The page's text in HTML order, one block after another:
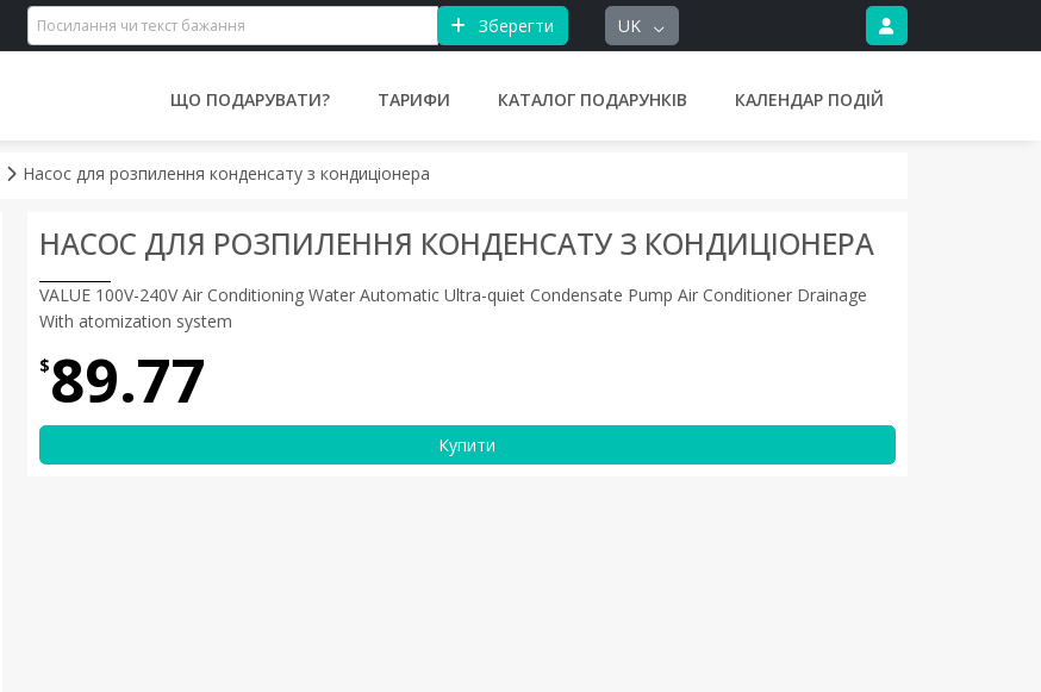
Зберегти UK
ЩО ПОДАРУВАТИ? ТАРИФИ КАТАЛОГ ПОДАРУНКІВ КАЛЕНДАР ПОДІЙ
Насос для розпилення конденсату з кондиціонера
НАСОС ДЛЯ РОЗПИЛЕННЯ КОНДЕНСАТУ З КОНДИЦІОНЕРА
VALUE 100V-240V Air Conditioning Water Automatic Ultra-quiet Condensate Pump Air Conditioner Drainage
With atomization system
$89.77
Купити